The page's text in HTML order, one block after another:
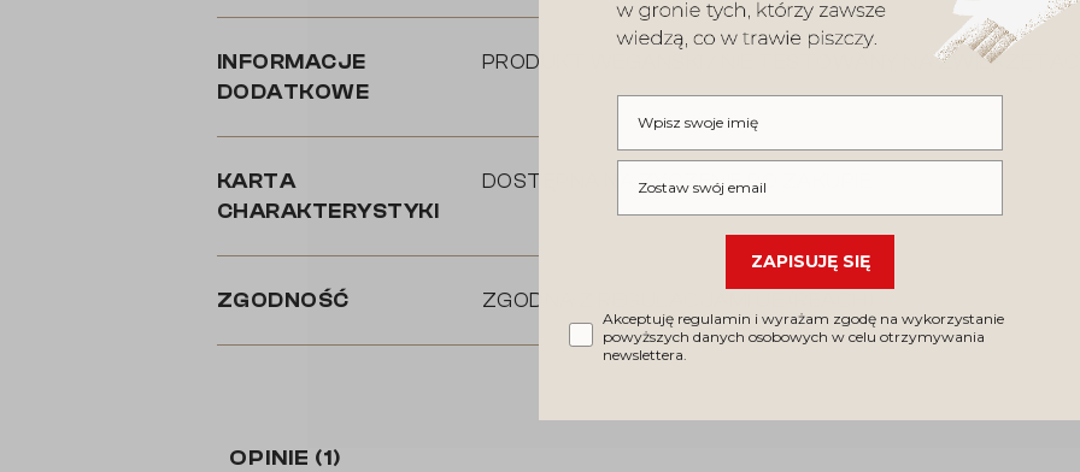
INFORMACJE
DODATKOWE
PRODUKT WEGAŃSKI / NIE TESTOWANY NA
KARTA
CHARAKTERYSTYKI
DOSTĘPNA NA ŻYCZENIE PO ZAKUPIE
ZGODNOŚĆ ZGODNA Z REGULACJAMI UE (REACH)
OPINIE (1)
Wpisz swoje imię
Wpisz swój email
ZAPISUJĘ SIĘ
Akceptuję regulamin i wyrażam zgodę na wykorzystanie
powyższych danych osobowych w celu otrzymywania
newslettera.